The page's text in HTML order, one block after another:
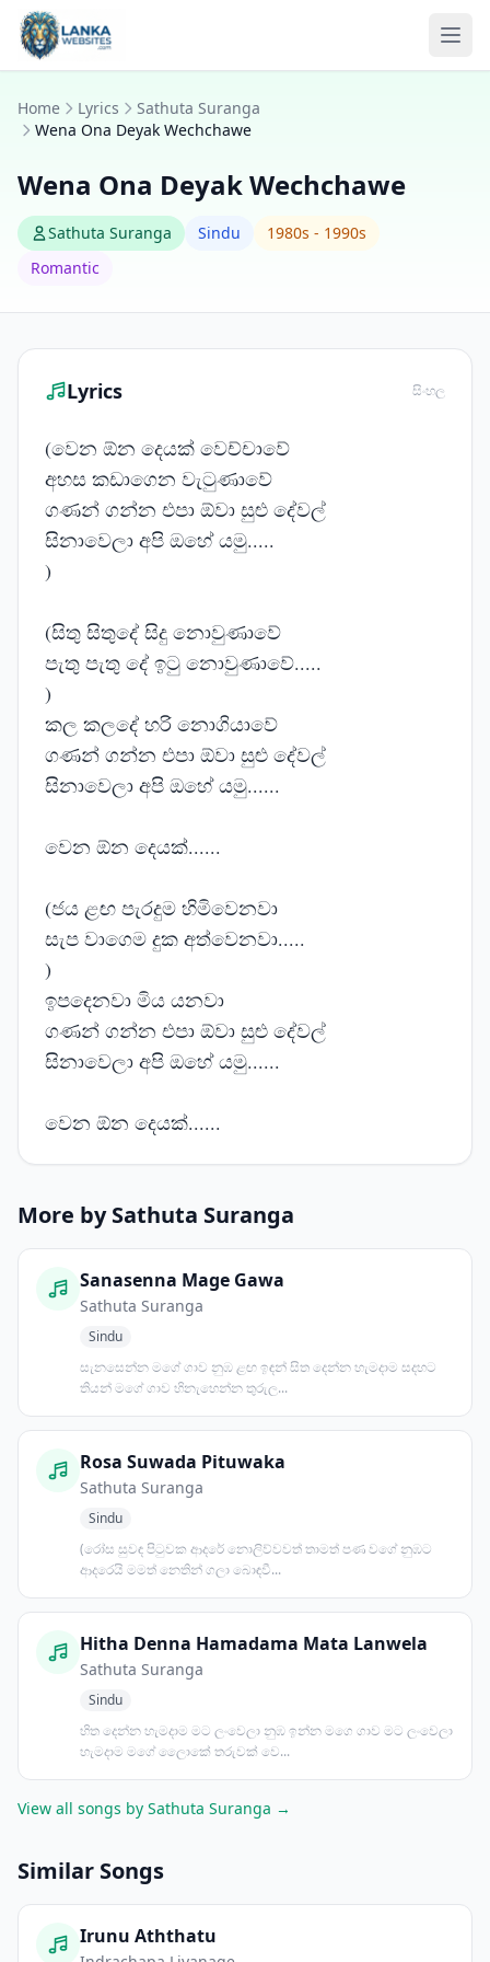
Skip to content
Home Lyrics
Sathuta Suranga
Wena Ona Deyak Wechchawe
Wena Ona Deyak Wechchawe
Sathuta Suranga Sindu
1980s - 1990s
Romantic
Lyrics සිංහල
(වෙන ඕන දෙයක් වෙච්චාවේ
අහස කඩාගෙන වැටුණාවේ
ගණන් ගන්න එපා ඕවා සුළු දේවල්
සිනාවෙලා අපි ඔහේ යමු.....
)
(සිතු සිතුදේ සිදු නොවුණාවේ
පැතු පැතු දේ ඉටු නොවුණාවේ.....
)
කල කලදේ හරි නොගියාවේ
ගණන් ගන්න එපා ඕවා සුළු දේවල්
සිනාවෙලා අපි ඔහේ යමු......
වෙන ඕන දෙයක්......
(ජය ළඟ පැරදුම හිමිවෙනවා
සැප වාගෙම දුක අත්වෙනවා.....
)
ඉපදෙනවා මිය යනවා
ගණන් ගන්න එපා ඕවා සුළු දේවල්
සිනාවෙලා අපි ඔහේ යමු......
වෙන ඕන දෙයක්......
More by Sathuta Suranga
Sanasenna Mage Gawa
Sathuta Suranga
Sindu
සැනසෙන්න මගේ ගාව නුඹ ළඟ ඉඳන් සිත දෙන්න හැමදාම සදහට
තියන් මගේ ගාව හිනැහෙන්න තුරුල...
Rosa Suwada Pituwaka
Sathuta Suranga
Sindu
(රෝස සුවඳ පිටුවක ආදරේ නොලිව්වවත් තාමත් පණ වගේ නුඹට
ආදරෙයි මමත් නෙතින් ගලා බොඳවී...
Hitha Denna Hamadama Mata Lanwela
Sathuta Suranga
Sindu
හිත දෙන්න හැමදාම මට ලංවෙලා නුඹ ඉන්න මගෙ ගාව මට ලංවෙලා
හැමදාම මගේ ලෛාකේ තරුවක් වෙ...
View all songs by Sathuta Suranga →
Similar Songs
Irunu Aththatu